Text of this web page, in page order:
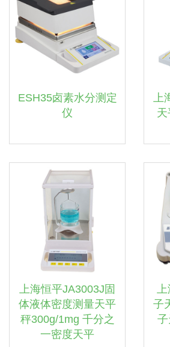
ESH35卤素水分测定
仪
上
上海恒平JA3003J固
体液体密度测量天平
秤300g/1mg 千分之
一密度天平
上
子